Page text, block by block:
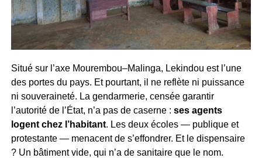
Situé sur l’axe Mourembou–Malinga, Lekindou est l’une
des portes du pays. Et pourtant, il ne reflète ni puissance
ni souveraineté. La gendarmerie, censée garantir
l’autorité de l’État, n’a pas de caserne : ses agents
logent chez l’habitant. Les deux écoles — publique et
protestante — menacent de s’effondrer. Et le dispensaire
? Un bâtiment vide, qui n’a de sanitaire que le nom.